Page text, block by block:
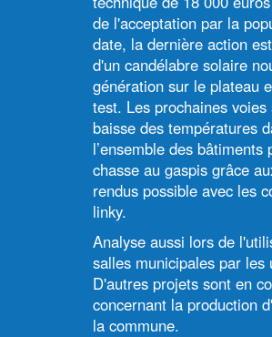
de l'acceptation par la
date, la dernière action
d'un candélabre solaire
génération sur le plateau
test. Les prochaines voies
baisse des températures
l’ensemble des bâtiments
chasse au gaspis grâce
rendus possible avec les
linky.
Analyse aussi lors de
salles municipales par les
D'autres projets sont en
concernant la production
la commune.